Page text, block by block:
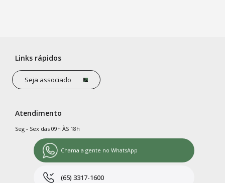
Links rápidos
Seja associado
Atendimento
Seg - Sex das 09h ÀS 18h
Chama a gente no WhatsApp
(65) 3317-1600